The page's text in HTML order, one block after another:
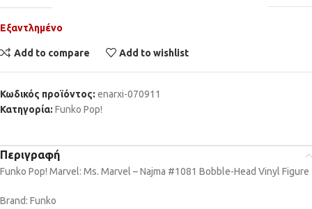
Εξαντλημένο
Add to compare Add to wishlist
Κωδικός προϊόντος: enarxi-070911
Κατηγορία: Funko Pop!
Περιγραφή
Funko Pop! Marvel: Ms. Marvel – Najma #1081 Bobble-Head Vinyl Figure
Brand: Funko